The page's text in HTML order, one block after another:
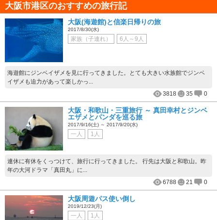
大阪市港区のおすすめの旅行記
大阪(海遊館)と信楽日帰りの旅
2017/8/30(水)
家族（子連れ） 6人～9人
海遊館にジンベイザメを見に行ってきました。とても大きい水族館でジンベ
イザメも迫力があって楽しかっ...
3818
35 0
大阪・和歌山・三重旅行 ～ 真田幸村とジンベ
エザメとパンダを巡る旅
2017/9/16(土) ～ 2017/9/20(水)
一人 1人
連休に有休をくっつけて、旅行に行ってきました。 行先は大阪と和歌山。昨
年の大河ドラマ「真田丸」に...
6788
21 0
大阪周遊パス使い倒し
2019/12/23(月)
一人 1人